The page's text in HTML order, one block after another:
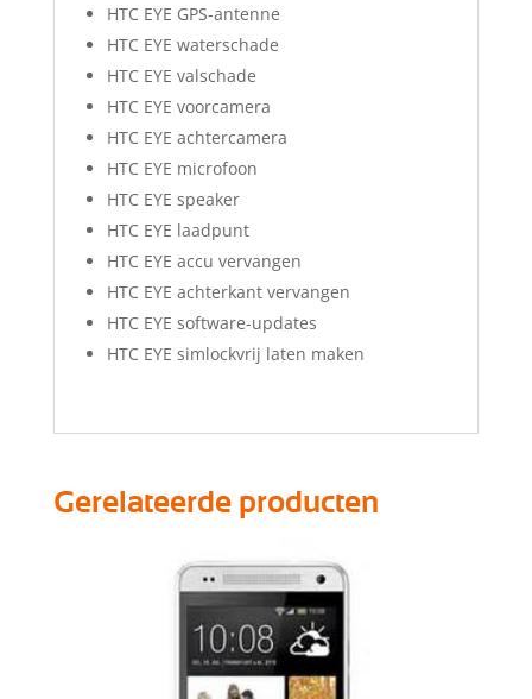
HTC EYE GPS-antenne
HTC EYE waterschade
HTC EYE valschade
HTC EYE voorcamera
HTC EYE achtercamera
HTC EYE microfoon
HTC EYE speaker
HTC EYE laadpunt
HTC EYE accu vervangen
HTC EYE achterkant vervangen
HTC EYE software-updates
HTC EYE simlockvrij laten maken
Gerelateerde producten